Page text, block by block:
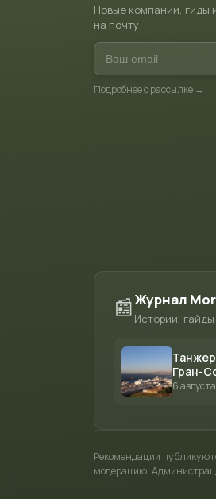
Новые компании, гиды
на почту
Подробнее о рассылке →
📰Журнал
Истории,
Гран-
6
Рекомендации
модерацию.